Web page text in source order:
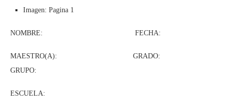
Imagen: Pagina 1
NOMBRE: FECHA:
MAESTRO(A): GRADO:
GRUPO:
ESCUELA: